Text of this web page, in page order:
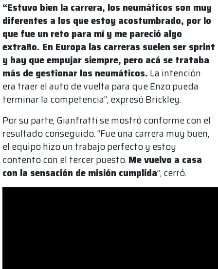
“Estuvo bien la carrera, los neumáticos son muy
diferentes a los que estoy acostumbrado, por lo
que fue un reto para mí y me pareció algo
extraño. En Europa las carreras suelen ser sprint
y hay que empujar siempre, pero acá se trataba
más de gestionar los neumáticos. La intención
era traer el auto de vuelta para que Enzo pueda
terminar la competencia”, expresó Brickley.
Por su parte, Gianfratti se mostró conforme con el
resultado conseguido. “Fue una carrera muy buen,
el equipo hizo un trabajo perfecto y estoy
contento con el tercer puesto.Me vuelvo a casa
con la sensación de misión cumplida”, cerró.